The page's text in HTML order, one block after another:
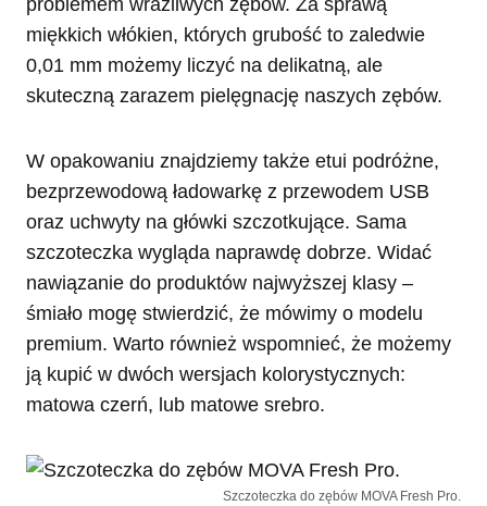
problemem wrażliwych zębów. Za sprawą
miękkich włókien, których grubość to zaledwie
0,01 mm możemy liczyć na delikatną, ale
skuteczną zarazem pielęgnację naszych zębów.
W opakowaniu znajdziemy także etui podróżne,
bezprzewodową ładowarkę z przewodem USB
oraz uchwyty na główki szczotkujące. Sama
szczoteczka wygląda naprawdę dobrze. Widać
nawiązanie do produktów najwyższej klasy –
śmiało mogę stwierdzić, że mówimy o modelu
premium. Warto również wspomnieć, że możemy
ją kupić w dwóch wersjach kolorystycznych:
matowa czerń, lub matowe srebro.
Szczoteczka do zębów MOVA Fresh Pro.